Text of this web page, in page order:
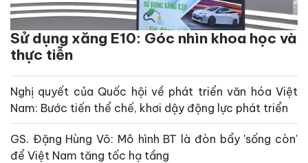
Sử dụng xăng E10: Góc nhìn khoa học và
thực tiễn
Nghị quyết của Quốc hội về phát triển văn hóa Việt
Nam: Bước tiến thể chế, khơi dậy động lực phát triển
GS. Đặng Hùng Võ: Mô hình BT là đòn bẩy 'sống còn'
để Việt Nam tăng tốc hạ tầng